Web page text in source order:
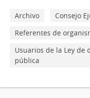
Archivo
Consejo
Referentes de
Usuarios de la Ley de
pública